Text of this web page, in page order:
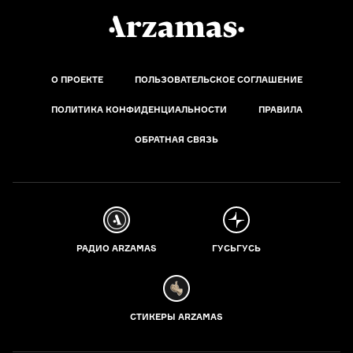
О ПРОЕКТЕ ПОЛЬЗОВАТЕЛЬСКОЕ СОГЛАШЕНИЕ
ПОЛИТИКА КОНФИДЕНЦИАЛЬНОСТИ ПРАВИЛА
ОБРАТНАЯ СВЯЗЬ
РАДИО ARZAMAS ГУСЬГУСЬ
СТИКЕРЫ ARZAMAS